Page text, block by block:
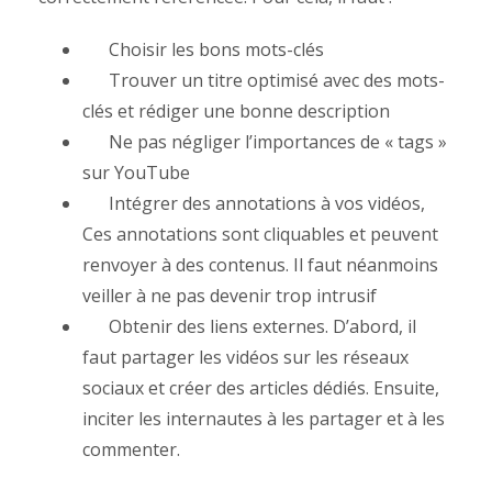
Choisir les bons mots-clés
Trouver un titre optimisé avec des mots-
clés et rédiger une bonne description
Ne pas négliger l’importances de « tags »
sur YouTube
Intégrer des annotations à vos vidéos,
Ces annotations sont cliquables et peuvent
renvoyer à des contenus. Il faut néanmoins
veiller à ne pas devenir trop intrusif
Obtenir des liens externes. D’abord, il
faut partager les vidéos sur les réseaux
sociaux et créer des articles dédiés. Ensuite,
inciter les internautes à les partager et à les
commenter.